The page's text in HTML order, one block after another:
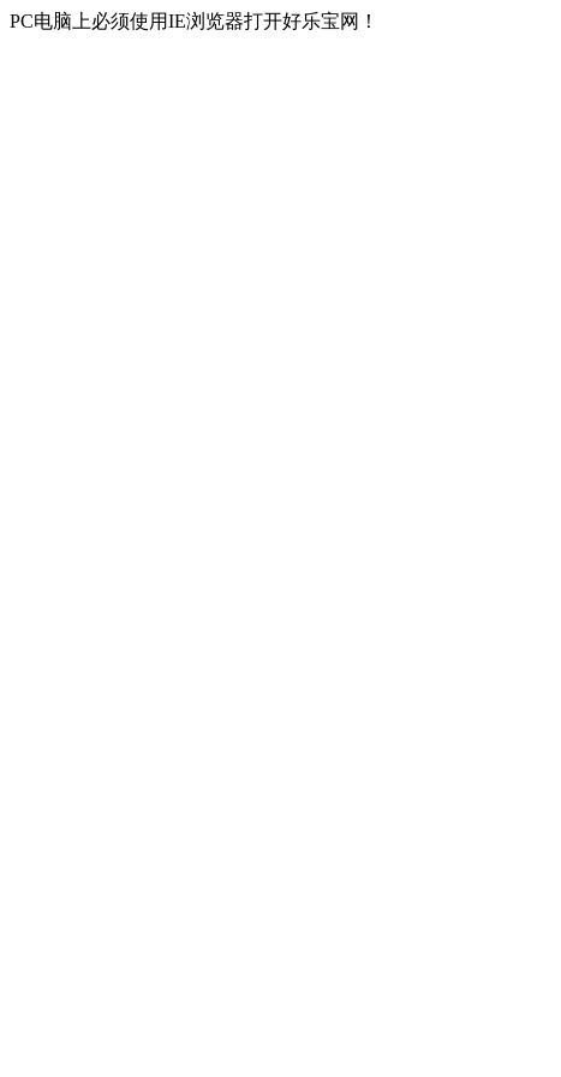
PC电脑上必须使用IE浏览器打开好乐宝网！